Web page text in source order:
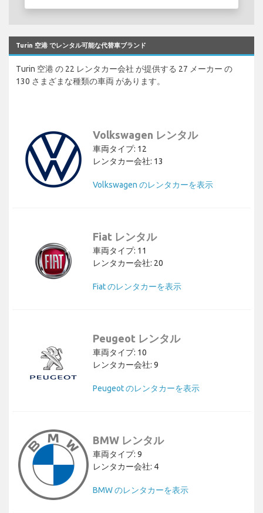
Turin 空港 でレンタル可能な代替車ブランド
Turin 空港 の 22 レンタカー会社 が提供する 27 メーカー の
130 さまざまな種類の車両 があります。
Volkswagen レンタル
車両タイプ: 12
レンタカー会社: 13
Volkswagen のレンタカーを表示
Fiat レンタル
車両タイプ: 11
レンタカー会社: 20
Fiat のレンタカーを表示
Peugeot レンタル
車両タイプ: 10
レンタカー会社: 9
Peugeot のレンタカーを表示
BMW レンタル
車両タイプ: 9
レンタカー会社: 4
BMW のレンタカーを表示